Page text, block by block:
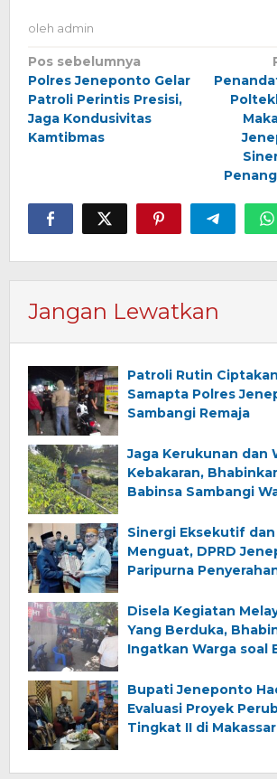
oleh admin
Navigasi
pos
Pos sebelumnya
Polres Jeneponto Gelar
Patroli Perintis Presisi,
Jaga Kondusivitas
Kamtibmas
Jangan Lewatkan
Patroli Rutin
Samapta Polres
Sambangi Remaja
Jaga Kerukunan dan
Kebakaran,
Babinsa Sambangi
Sinergi Eksekutif
Menguat, DPRD
Paripurna
Ranperda
APBD 2025
Disela Kegiatan
Yang Berduka,
Ingatkan Warga soal
Bupati Jeneponto
Evaluasi Proyek
Tingkat II di Makassar